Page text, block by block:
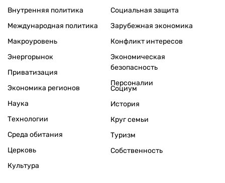
Внутренняя политика
Международная политика
Макроуровень
Энергорынок
Приватизация
Экономика регионов
Социальная защита
Зарубежная экономика
Конфликт интересов
Экономическая
безопасность
Персоналии
Наука
Технологии
Среда обитания
Церковь
Культура
Социум
История
Круг семьи
Туризм
Собственность